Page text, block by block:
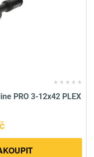
PRO 3-12x42 PLEX